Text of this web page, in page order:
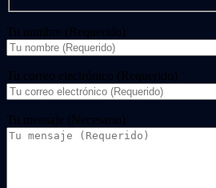
Tu nombre (Requerido)
Tu correo electrónico (Requerido)
Tu mensaje (Necesario)